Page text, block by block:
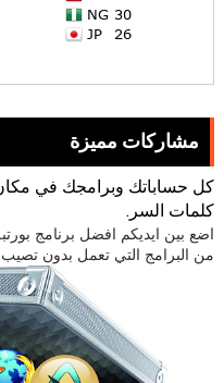
مشاركات مميزة
كل حساباتك وبرامجك في
كلمات السر.
اضع بين ايديكم افضل برنامج
من البرامج التي تعمل بدون